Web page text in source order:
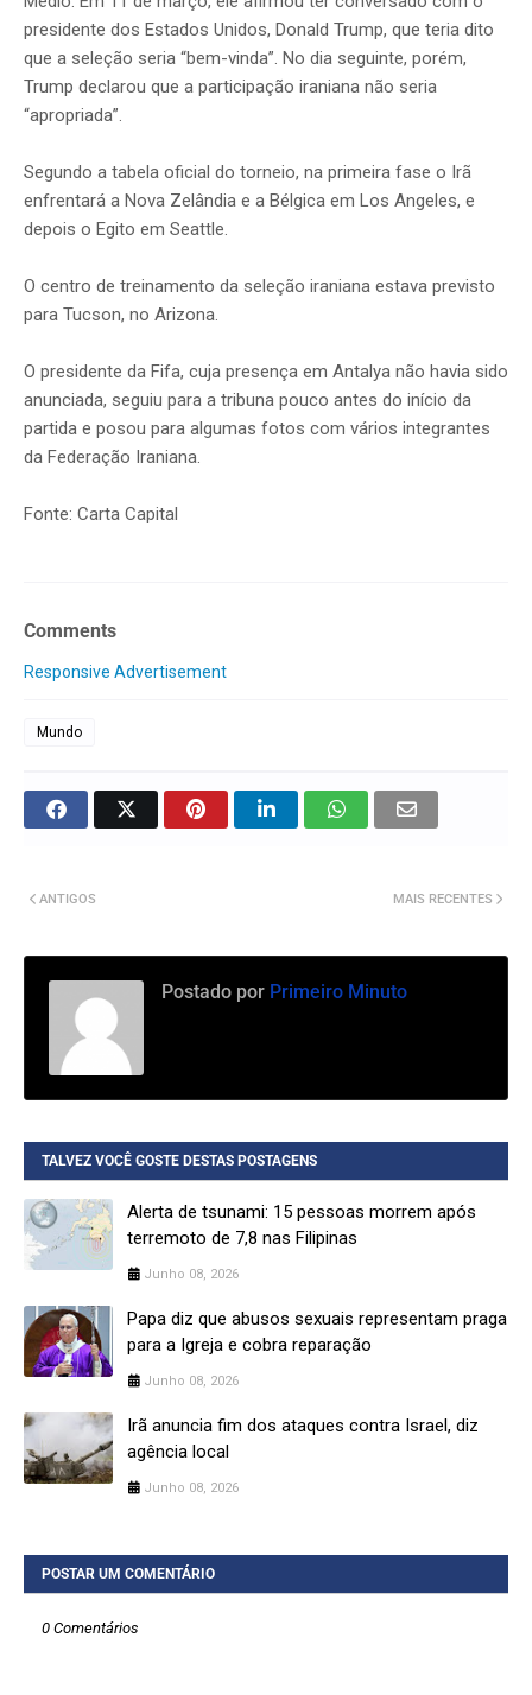
presidente dos Estados Unidos, Donald Trump, que teria dito
que a seleção seria “bem-vinda”. No dia seguinte, porém,
Trump declarou que a participação iraniana não seria
“apropriada”.
Segundo a tabela oficial do torneio, na primeira fase o Irã
enfrentará a Nova Zelândia e a Bélgica em Los Angeles, e
depois o Egito em Seattle.
O centro de treinamento da seleção iraniana estava previsto
para Tucson, no Arizona.
O presidente da Fifa, cuja presença em Antalya não havia sido
anunciada, seguiu para a tribuna pouco antes do início da
partida e posou para algumas fotos com vários integrantes
da Federação Iraniana.
Fonte: Carta Capital
Comments
Responsive Advertisement
Mundo
MAIS RECENTES
ANTIGOS
Postado por Primeiro Minuto
TALVEZ VOCÊ GOSTE DESTAS POSTAGENS
Alerta de tsunami: 15 pessoas morrem após
terremoto de 7,8 nas Filipinas
Junho 08, 2026
Papa diz que abusos sexuais representam praga
para a Igreja e cobra reparação
Junho 08, 2026
Irã anuncia fim dos ataques contra Israel, diz
agência local
Junho 08, 2026
POSTAR UM COMENTÁRIO
0 Comentários